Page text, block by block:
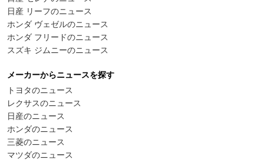
日産 リーフのニュース
ホンダ ヴェゼルのニュース
ホンダ フリードのニュース
スズキ ジムニーのニュース
メーカーからニュースを探す
トヨタのニュース
レクサスのニュース
日産のニュース
ホンダのニュース
三菱のニュース
マツダのニュース